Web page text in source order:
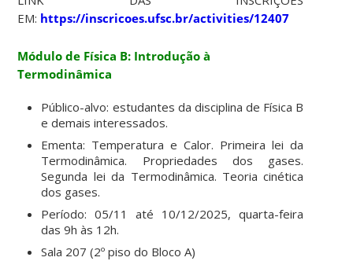
EM: https://inscricoes.ufsc.br/activities/12407
Módulo de Física B: Introdução à
Termodinâmica
Público-alvo: estudantes da disciplina de Física B
e demais interessados.
Ementa: Temperatura e Calor. Primeira lei da
Termodinâmica. Propriedades dos gases.
Segunda lei da Termodinâmica. Teoria cinética
dos gases.
Período: 05/11 até 10/12/2025, quarta-feira
das 9h às 12h.
Sala 207 (2º piso do Bloco A)